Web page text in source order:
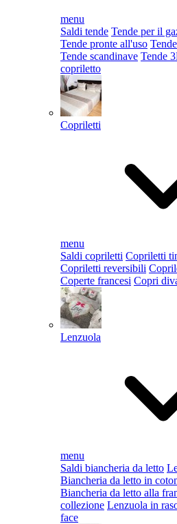
menu
Saldi tende Tende per il
Tende pronte all'uso
Tende scandinave Tende
copriletto
Copriletti
menu
Saldi copriletti Copriletti
Copriletti reversibili
Coperte francesi Copri
Lenzuola
menu
Saldi biancheria da letto
Biancheria da letto in
Biancheria da letto alla
collezione Lenzuola in
face